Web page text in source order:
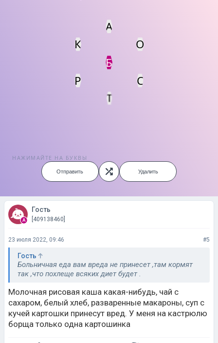
Мин. кол-во очков
Б
А
К
О
Р
С
Т
НАЖИМАЙТЕ НА БУКВЫ
Отправить Удалить
Гость
[409138460]
23 июля 2022, 09:46 #5
Гость
Больничная еда вам вреда не принесет ,там кормят
так ,что похлеще всяких диет будет .
Молочная рисовая каша какая-нибудь, чай с
сахаром, белый хлеб, разваренные макароны, суп с
кучей картошки принесут вред. У меня на кастрюлю
борща только одна картошинка